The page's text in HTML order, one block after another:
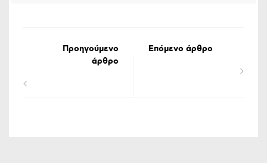
Προηγούμενο
άρθρο
Επόμενο άρθρο